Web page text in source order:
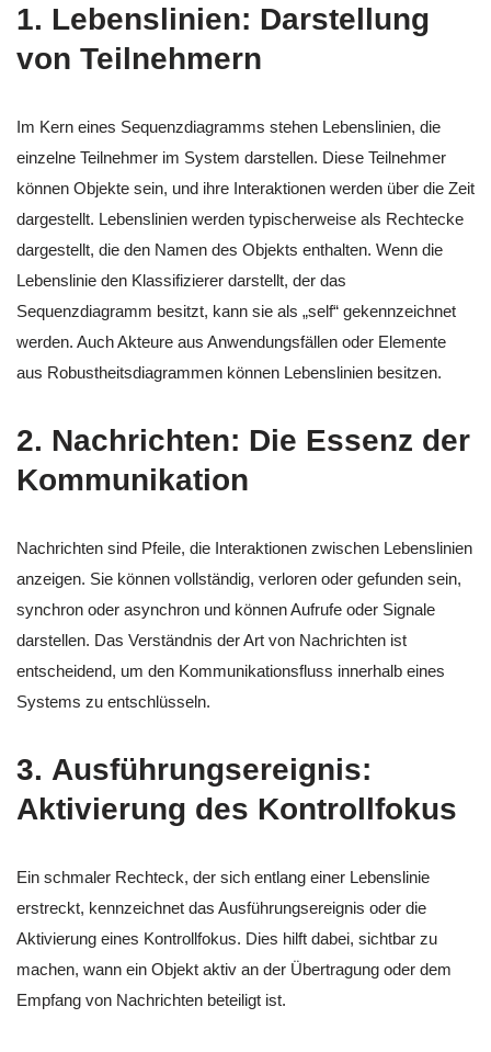
1. Lebenslinien: Darstellung
von Teilnehmern
Im Kern eines Sequenzdiagramms stehen Lebenslinien, die
einzelne Teilnehmer im System darstellen. Diese Teilnehmer
können Objekte sein, und ihre Interaktionen werden über die Zeit
dargestellt. Lebenslinien werden typischerweise als Rechtecke
dargestellt, die den Namen des Objekts enthalten. Wenn die
Lebenslinie den Klassifizierer darstellt, der das
Sequenzdiagramm besitzt, kann sie als „self“ gekennzeichnet
werden. Auch Akteure aus Anwendungsfällen oder Elemente
aus Robustheitsdiagrammen können Lebenslinien besitzen.
2. Nachrichten: Die Essenz der
Kommunikation
Nachrichten sind Pfeile, die Interaktionen zwischen Lebenslinien
anzeigen. Sie können vollständig, verloren oder gefunden sein,
synchron oder asynchron und können Aufrufe oder Signale
darstellen. Das Verständnis der Art von Nachrichten ist
entscheidend, um den Kommunikationsfluss innerhalb eines
Systems zu entschlüsseln.
3. Ausführungsereignis:
Aktivierung des Kontrollfokus
Ein schmaler Rechteck, der sich entlang einer Lebenslinie
erstreckt, kennzeichnet das Ausführungsereignis oder die
Aktivierung eines Kontrollfokus. Dies hilft dabei, sichtbar zu
machen, wann ein Objekt aktiv an der Übertragung oder dem
Empfang von Nachrichten beteiligt ist.